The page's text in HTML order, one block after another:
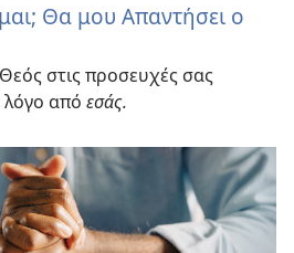
Θα μου Απαντήσει ο
στις προσευχές σας
λόγο από εσάς.